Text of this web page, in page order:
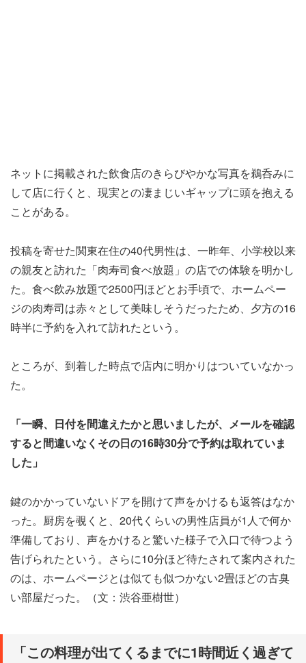
ネットに掲載された飲食店のきらびやかな写真を鵜呑みに
して店に行くと、現実との凄まじいギャップに頭を抱える
ことがある。
投稿を寄せた関東在住の40代男性は、一昨年、小学校以来
の親友と訪れた「肉寿司食べ放題」の店での体験を明かし
た。食べ飲み放題で2500円ほどとお手頃で、ホームペー
ジの肉寿司は赤々として美味しそうだったため、夕方の16
時半に予約を入れて訪れたという。
ところが、到着した時点で店内に明かりはついていなかっ
た。
「一瞬、日付を間違えたかと思いましたが、メールを確認
すると間違いなくその日の16時30分で予約は取れていま
した」
鍵のかかっていないドアを開けて声をかけるも返答はなか
った。厨房を覗くと、20代くらいの男性店員が1人で何か
準備しており、声をかけると驚いた様子で入口で待つよう
告げられたという。さらに10分ほど待たされて案内された
のは、ホームページとは似ても似つかない2畳ほどの古臭
い部屋だった。（文：渋谷亜樹世）
「この料理が出てくるまでに1時間近く過ぎて